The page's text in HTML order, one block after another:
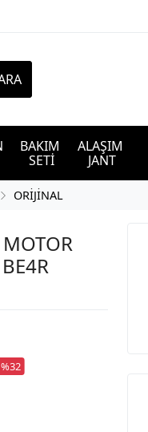
BAKIM
SETİ
ALAŞIM
JANT
ORİJİNAL
%32